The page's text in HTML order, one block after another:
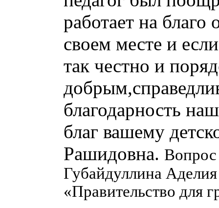
работает на
своем месте и
так честно и
благодарность
благ вашему
Рашидовна.
Губайдуллина
«Правительство для